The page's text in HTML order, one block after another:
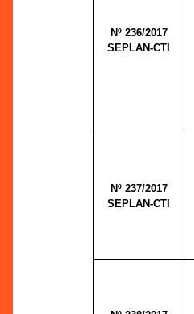
Nº 236/2017
SEPLAN-CTI
Nº 237/2017
SEPLAN-CTI